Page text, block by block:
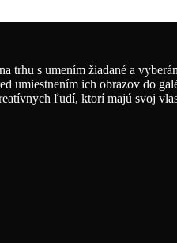
trhu s umením žiadané a
umiestnením ich obrazov do
ľudí, ktorí majú svoj